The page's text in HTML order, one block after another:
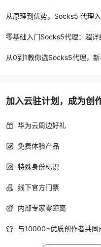
从原理到优势，Socks5 代理
零基础入门Socks5代理：超详
从0到1教你选Socks5代理，
加入云驻计划，成为创
华为云周边好礼
免费体验产品
特殊身份标识
线下官方门票
内部专家零距离
与10000+优质创作者共同